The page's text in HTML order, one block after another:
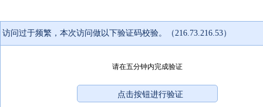
访问过于频繁，本次访问做以下验证码校验。（216.73.216.53）
请在五分钟内完成验证